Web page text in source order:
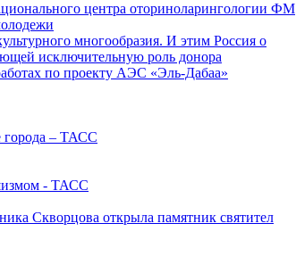
центра оториноларингологии ФМ
многообразия. И этим Россия о
исключительную роль донора
по проекту АЭС «Эль-Дабаа»
города – ТАСС
- ТАСС
Скворцова открыла памятник святител